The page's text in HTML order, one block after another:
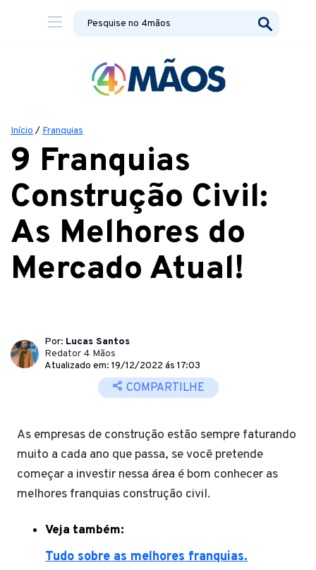
Início / Franquias
9 Franquias
Construção Civil:
As Melhores do
Mercado Atual!
Por: Lucas Santos
Redator 4 Mãos
Atualizado em: 19/12/2022 ás 17:03
COMPARTILHE
As empresas de construção estão sempre faturando
muito a cada ano que passa, se você pretende
começar a investir nessa área é bom conhecer as
melhores franquias construção civil.
Veja também:
Tudo sobre as melhores franquias.